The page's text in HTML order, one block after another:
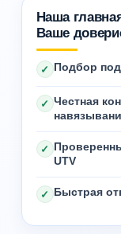
Наша
Ваше
✓ Подбор
✓ Честная
✓
UTV
✓ Быстрая